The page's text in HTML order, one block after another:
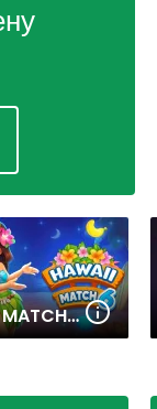
HAWAII MATCH 6